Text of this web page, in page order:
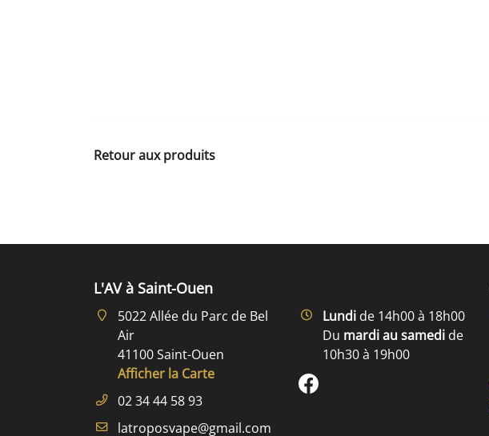
Retour aux produits
L'AV à Saint-Ouen
5022 Allée du Parc de Bel
Air
41100 Saint-Ouen
Afficher la Carte
02 34 44 58 93
Lundi de 14h00 à 18h00
Du mardi au samedi de
10h30 à 19h00